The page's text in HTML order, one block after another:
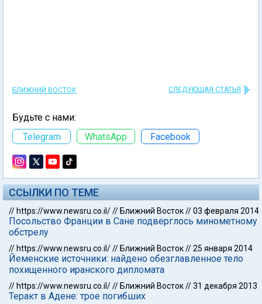
БЛИЖНИЙ ВОСТОК СЛЕДУЮЩАЯ СТАТЬЯ
Будьте с нами:
Telegram
WhatsApp Facebook
ССЫЛКИ ПО ТЕМЕ
// https://www.newsru.co.il/// Ближний Восток//03 февраля 2014
Посольство Франции в Сане подверглось минометному
обстрелу
// https://www.newsru.co.il/// Ближний Восток//25 января 2014
Йеменские источники: найдено обезглавленное тело
похищенного иранского дипломата
// https://www.newsru.co.il/// Ближний Восток//31 декабря 2013
Теракт в Адене: трое погибших